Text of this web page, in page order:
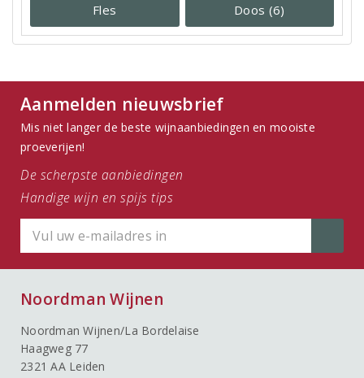
Fles Doos (6)
Aanmelden nieuwsbrief
Mis niet langer de beste wijnaanbiedingen en mooiste
proeverijen!
De scherpste aanbiedingen
Handige wijn en spijs tips
Noordman Wijnen
Noordman Wijnen/La Bordelaise
Haagweg 77
2321 AA Leiden